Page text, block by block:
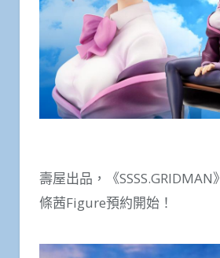
壽屋出品，《
條茜Figure預約開始！